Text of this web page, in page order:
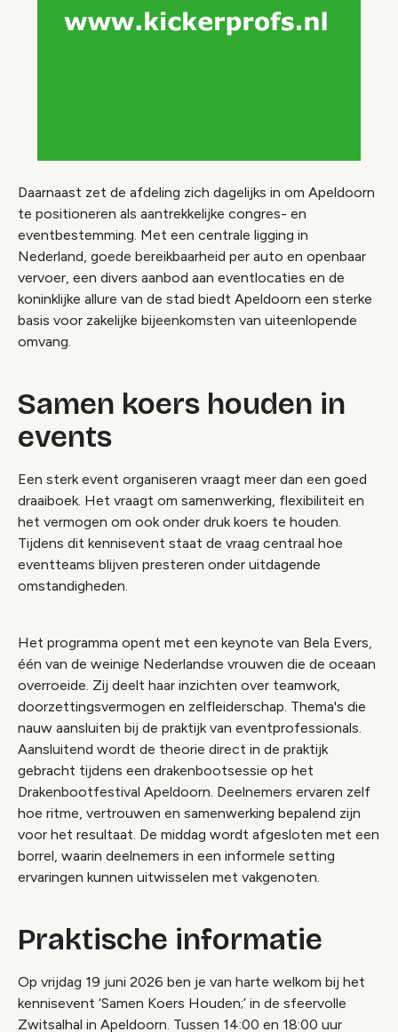
Daarnaast zet de afdeling zich dagelijks in om Apeldoorn
te positioneren als aantrekkelijke congres- en
eventbestemming. Met een centrale ligging in
Nederland, goede bereikbaarheid per auto en openbaar
vervoer, een divers aanbod aan eventlocaties en de
koninklijke allure van de stad biedt Apeldoorn een sterke
basis voor zakelijke bijeenkomsten van uiteenlopende
omvang.
Samen koers houden in
events
Een sterk event organiseren vraagt meer dan een goed
draaiboek. Het vraagt om samenwerking, flexibiliteit en
het vermogen om ook onder druk koers te houden.
Tijdens dit kennisevent staat de vraag centraal hoe
eventteams blijven presteren onder uitdagende
omstandigheden.
Het programma opent met een keynote van Bela Evers,
één van de weinige Nederlandse vrouwen die de oceaan
overroeide. Zij deelt haar inzichten over teamwork,
doorzettingsvermogen en zelfleiderschap. Thema's die
nauw aansluiten bij de praktijk van eventprofessionals.
Aansluitend wordt de theorie direct in de praktijk
gebracht tijdens een drakenbootsessie op het
Drakenbootfestival Apeldoorn. Deelnemers ervaren zelf
hoe ritme, vertrouwen en samenwerking bepalend zijn
voor het resultaat. De middag wordt afgesloten met een
borrel, waarin deelnemers in een informele setting
ervaringen kunnen uitwisselen met vakgenoten.
Praktische informatie
Op vrijdag 19 juni 2026 ben je van harte welkom bij het
kennisevent ‘Samen Koers Houden;’ in de sfeervolle
Zwitsalhal in Apeldoorn. Tussen 14:00 en 18:00 uur